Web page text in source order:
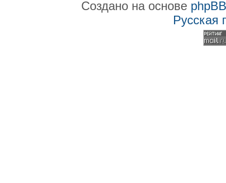
Создано на основе phpBB
Русская